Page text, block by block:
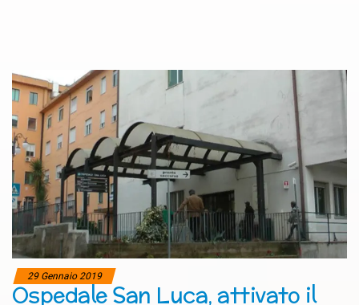
29 Gennaio 2019
Ospedale San Luca, attivato il